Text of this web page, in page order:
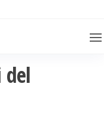
del